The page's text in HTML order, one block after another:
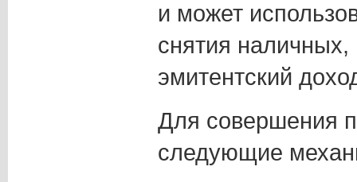
и может
снятия
эмитентский
Для совершения
следующие